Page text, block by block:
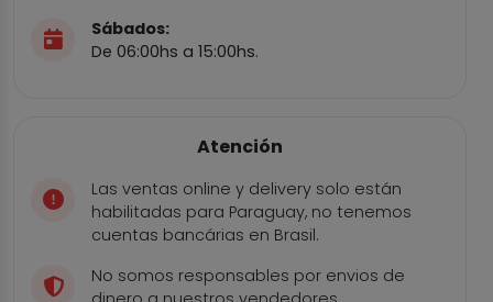
Sábados:
De 06:00hs a 15:00hs.
Atención
Las ventas online y delivery solo están
habilitadas para Paraguay, no tenemos
cuentas bancárias en Brasil.
No somos responsables por envios de